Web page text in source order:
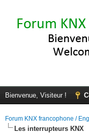
Bienvenue, Visiteur !
Forum KNX francophone /
Les interrupteurs KNX